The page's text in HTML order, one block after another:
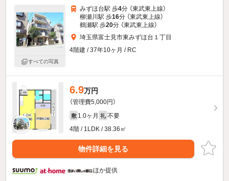
すべての写真
みずほ台駅 歩4分 （東武東上線）
柳瀬川駅 歩16分 （東武東上線）
鶴瀬駅 歩20分 （東武東上線）
埼玉県富士見市東みずほ台１丁目
4階建 / 37年10ヶ月 / RC
6.9万円
（管理費5,000円）
敷 1.0ヶ月 礼 不要
4階 / 1LDK / 38.36㎡
物件詳細を見る
ほか提供